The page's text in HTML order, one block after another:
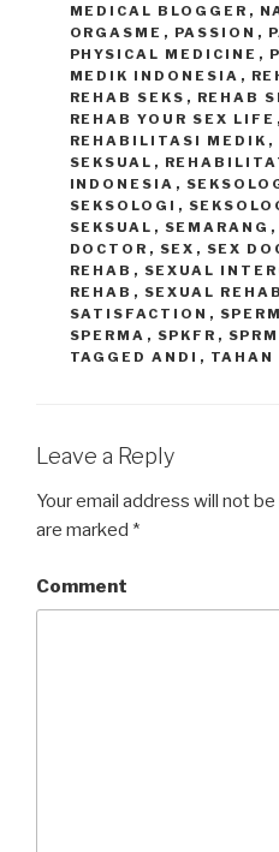
MEDICAL BLOGGER ,
ORGASME , PASSION ,
PHYSICAL MEDICINE ,
MEDIK INDONESIA ,
REHAB SEKS , REHAB
REHAB YOUR SEX LIFE ,
REHABILITASI MEDIK ,
SEKSUAL ,
INDONESIA ,
SEKSOLOGI ,
SEKSUAL , SEMARANG ,
DOCTOR , SEX , SEX
REHAB , SEXUAL
REHAB , SEXUAL
SATISFACTION , SPERM
SPERMA , SPKFR , SPRM
TAGGED ANDI , TAHAN
Leave a Reply
Your email address will not
are marked *
Comment